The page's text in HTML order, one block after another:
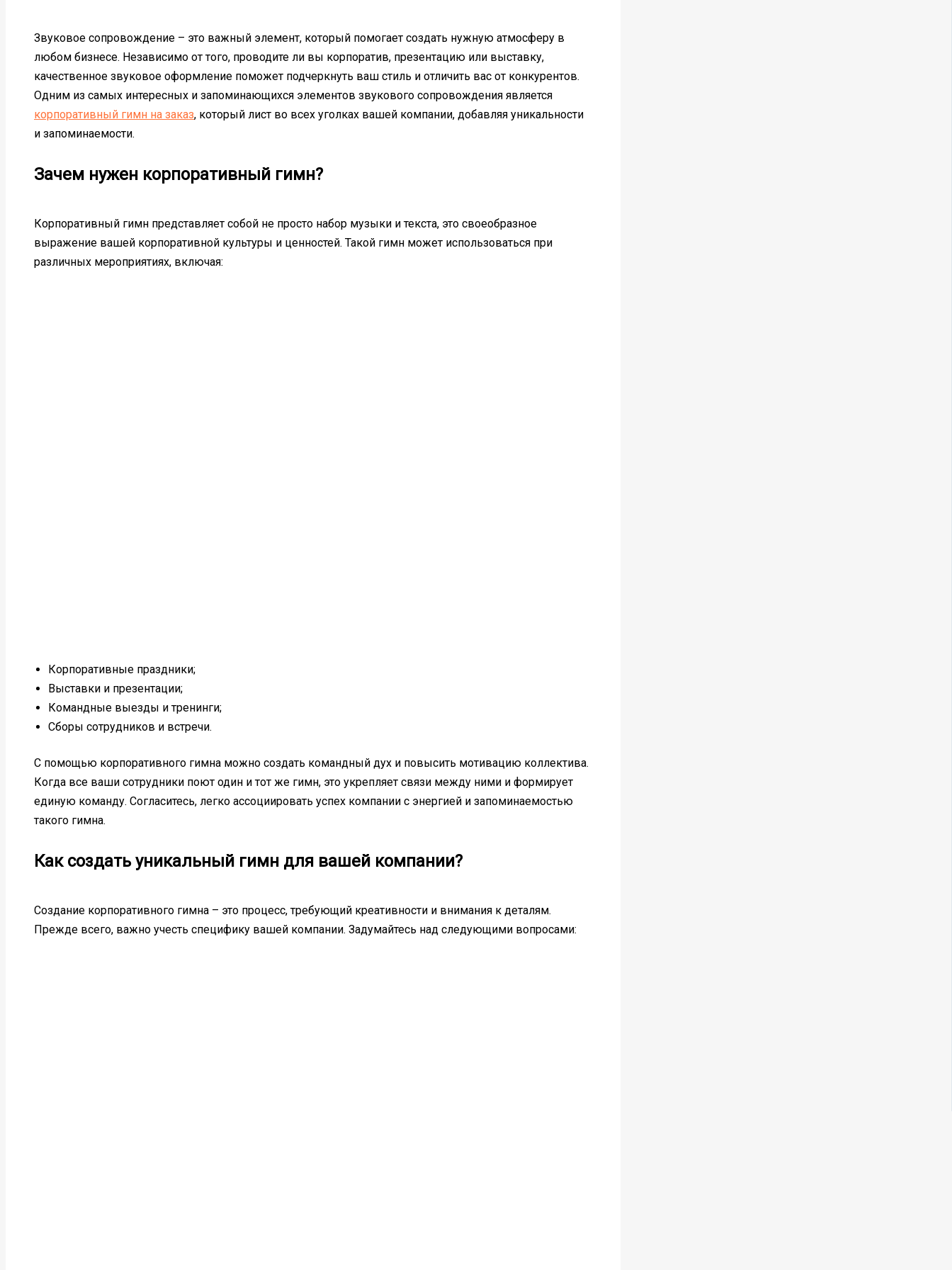
Звуковое сопровождение – это важный элемент, который помогает создать нужную атмосферу в
любом бизнесе. Независимо от того, проводите ли вы корпоратив, презентацию или выставку,
качественное звуковое оформление поможет подчеркнуть ваш стиль и отличить вас от конкурентов.
Одним из самых интересных и запоминающихся элементов звукового сопровождения является
корпоративный гимн на заказ, который лист во всех уголках вашей компании, добавляя уникальности
и запоминаемости.
Зачем нужен корпоративный гимн?
Корпоративный гимн представляет собой не просто набор музыки и текста, это своеобразное
выражение вашей корпоративной культуры и ценностей. Такой гимн может использоваться при
различных мероприятиях, включая:
Корпоративные праздники;
Выставки и презентации;
Командные выезды и тренинги;
Сборы сотрудников и встречи.
С помощью корпоративного гимна можно создать командный дух и повысить мотивацию коллектива.
Когда все ваши сотрудники поют один и тот же гимн, это укрепляет связи между ними и формирует
единую команду. Согласитесь, легко ассоциировать успех компании с энергией и запоминаемостью
такого гимна.
Как создать уникальный гимн для вашей компании?
Создание корпоративного гимна – это процесс, требующий креативности и внимания к деталям.
Прежде всего, важно учесть специфику вашей компании. Задумайтесь над следующими вопросами: